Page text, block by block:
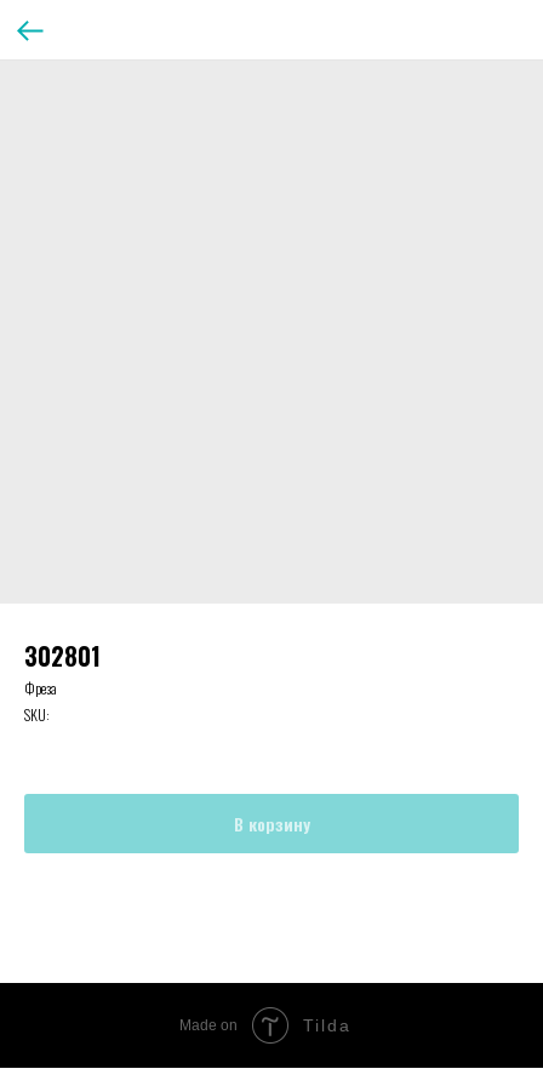
302801
Фреза
SKU:
В корзину
Made on Tilda